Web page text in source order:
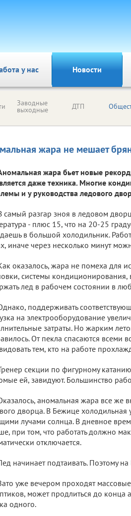
у нас Новости
Заводные
выходные ДТП
жара не мешает
жара бьет новые
даже техника. Многие
и у руководства ледового
самый разгар зноя в ледовом
- плюс 15, что на 20-25
в большой холодильник.
иначе через несколько минут
оказалось, жара не помеха для
системы
лед в рабочем состоянии в
поддерживать
на электрооборудование
затраты. Но жарким
От пекла спасаются всеми
тем, кто на работе
секции по фигурному
ей, завидуют. Большинство
аномальная жара все же
дворца. В Бежице холодильная
лучами солнца. В дневное
при том, что работать должно
отключается.
начинает подтаивать. Поэтому
уже вечером проходят
может продлиться до конца
одного.